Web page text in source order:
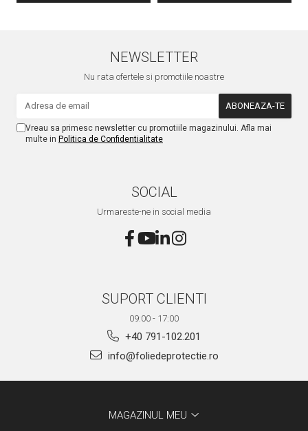
NEWSLETTER
Nu rata ofertele si promotiile noastre
Vreau sa primesc newsletter cu promotiile magazinului. Afla mai
multe in Politica de Confidentialitate
SOCIAL
Urmareste-ne in social media
SUPORT CLIENTI
09:00 - 17:00
+40 791-102.201
info@foliedeprotectie.ro
MAGAZINUL MEU